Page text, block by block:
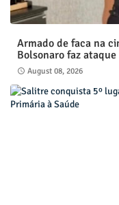
Armado de faca na
Bolsonaro faz
August 08, 2026